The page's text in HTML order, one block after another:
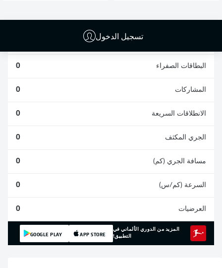
تسجيل الدخول
البطاقات الصفراء 0
المشاركات 0
الانطلاقات السريعة 0
الجري المكثف 0
مسافة الجري (كم) 0
السرعة (كم/س) 0
العرضيات 0
المزيد من الدوري الألماني في
التطبيق!
APP STORE
GOOGLE PLAY